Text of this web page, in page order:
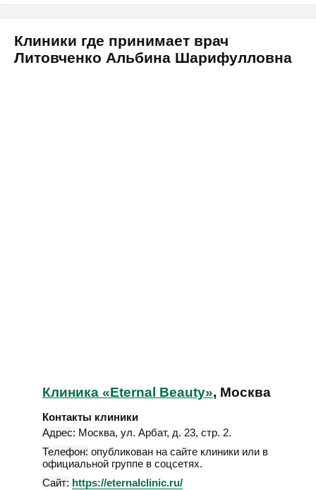
Клиники где принимает врач
Литовченко Альбина Шарифулловна
Клиника «Eternal Beauty», Москва
Контакты клиники
Адрес: Москва, ул. Арбат, д. 23, стр. 2.
Телефон: опубликован на сайте клиники или в
официальной группе в соцсетях.
Сайт: https://eternalclinic.ru/